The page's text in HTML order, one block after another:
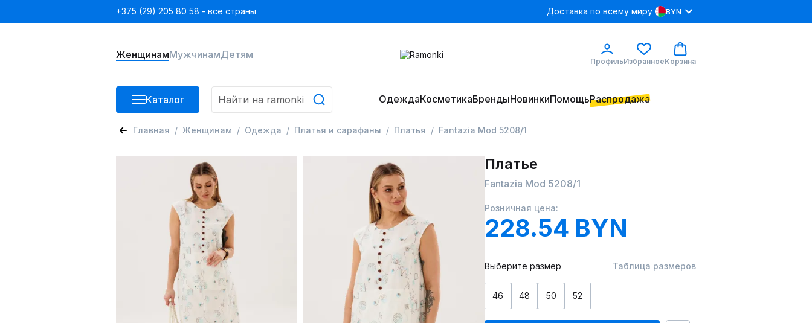
+375 (29) 205 80 58 - все страны Доставка по всему миру BYN
ЖенщинамМужчинамДетям
ПрофильИзбранноеКорзина
Каталог ОдеждаКосметикаБрендыНовинкиПомощьРаспродажа
Главная Женщинам Одежда Платья и сарафаны Платья Fantazia Mod 5208/1
Платье
Fantazia Mod 5208/1
Розничная цена:
228.54 BYN
Выберите размер Таблица размеров
46 48 50 52